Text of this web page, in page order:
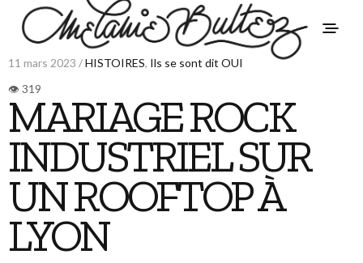
11 mars 2023 /HISTOIRES, Ils se sont dit OUI
MARIAGE ROCK
INDUSTRIEL SUR
UN ROOFTOP À
LYON